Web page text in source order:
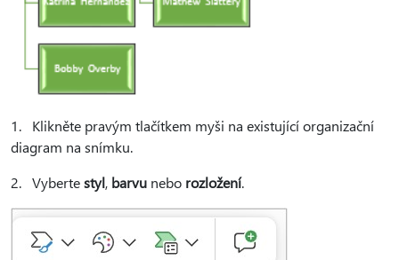
1. Klikněte pravým tlačítkem myši na existující organizační
diagram na snímku.
2. Vybertestyl, barvu nebo rozložení.